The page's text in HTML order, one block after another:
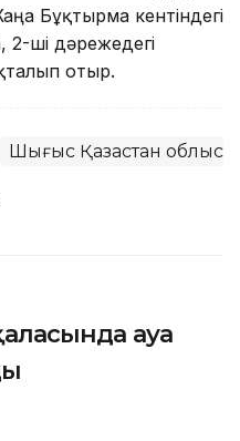
Бұқтырма кентіндегі
ші дәрежедегі
отыр.
Шығыс Қазақстан облысы
ауа